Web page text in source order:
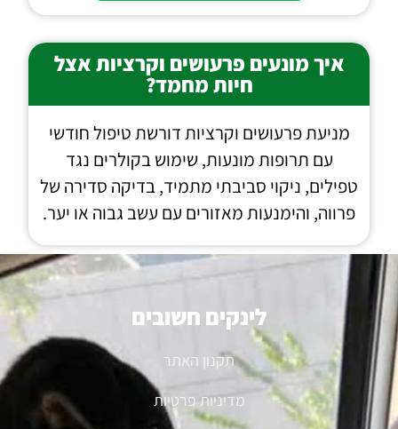
איך מונעים פרעושים וקרציות אצל
חיות מחמד?
מניעת פרעושים וקרציות דורשת טיפול חודשי
עם תרופות מונעות, שימוש בקולרים נגד
טפילים, ניקוי סביבתי מתמיד, בדיקה סדירה של
פרווה, והימנעות מאזורים עם עשב גבוה או יער.
לינקים חשובים
תקנון האתר
מדיניות פרטיות